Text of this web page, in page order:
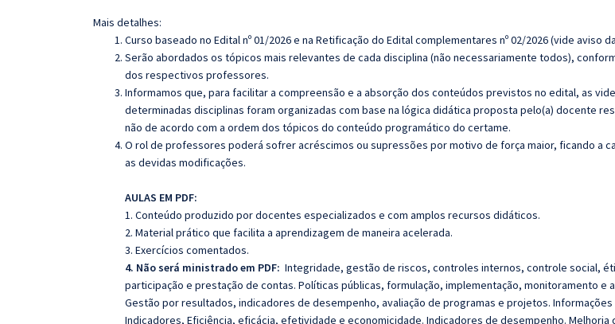
Mais detalhes:
Curso baseado no Edital nº 01/2026 e na Retificação do Edital complementares nº 02/2026 (vide aviso
Serão abordados os tópicos mais relevantes de cada disciplina (não necessariamente todos),
dos respectivos professores.
Informamos que, para facilitar a compreensão e a absorção dos conteúdos previstos no edital, as
determinadas disciplinas foram organizadas com base na lógica didática proposta pelo(a) docente
não de acordo com a ordem dos tópicos do conteúdo programático do certame.
O rol de professores poderá sofrer acréscimos ou supressões por motivo de força maior, ficando a
as devidas modificações.
AULAS EM PDF:
1. Conteúdo produzido por docentes especializados e com amplos recursos didáticos.
2. Material prático que facilita a aprendizagem de maneira acelerada.
3. Exercícios comentados.
4. Não será ministrado em PDF: Integridade, gestão de riscos, controles internos, controle social,
participação e prestação de contas. Políticas públicas, formulação, implementação, monitoramento e
Gestão por resultados, indicadores de desempenho, avaliação de programas e projetos. Informações
Indicadores, Eficiência, eficácia, efetividade e economicidade. Indicadores de desempenho. Melhoria